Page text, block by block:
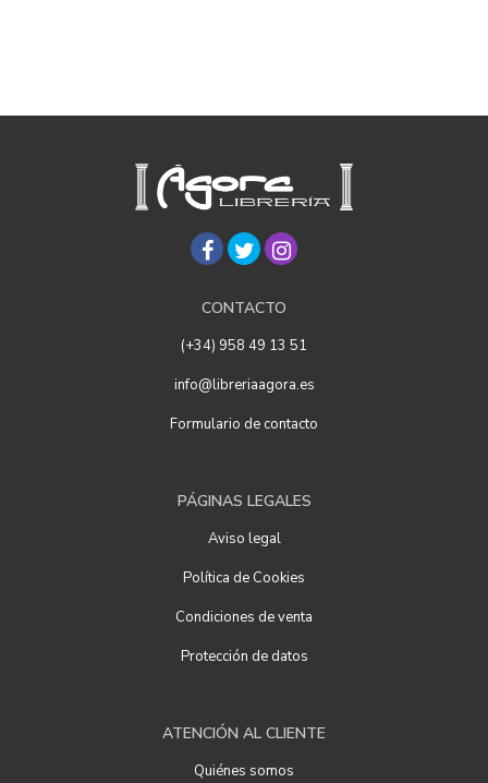
CONTACTO
(+34) 958 49 13 51
info@libreriaagora.es
Formulario de contacto
PÁGINAS LEGALES
Aviso legal
Política de Cookies
Condiciones de venta
Protección de datos
ATENCIÓN AL CLIENTE
Quiénes somos